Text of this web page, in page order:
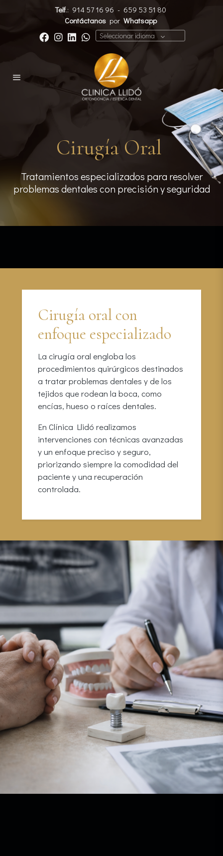
Telf.: 914 57 16 96 - 659 53 51 80
Contáctanos por Whatsapp
Seleccionar idioma
Cirugía Oral
Tratamientos especializados para resolver
problemas dentales con precisión y seguridad
Cirugía oral con
enfoque especializado
La cirugía oral engloba los
procedimientos quirúrgicos destinados
a tratar problemas dentales y de los
tejidos que rodean la boca, como
encías, hueso o raíces dentales.
En Clínica Llidó realizamos
intervenciones con técnicas avanzadas
y un enfoque preciso y seguro,
priorizando siempre la comodidad del
paciente y una recuperación
controlada.